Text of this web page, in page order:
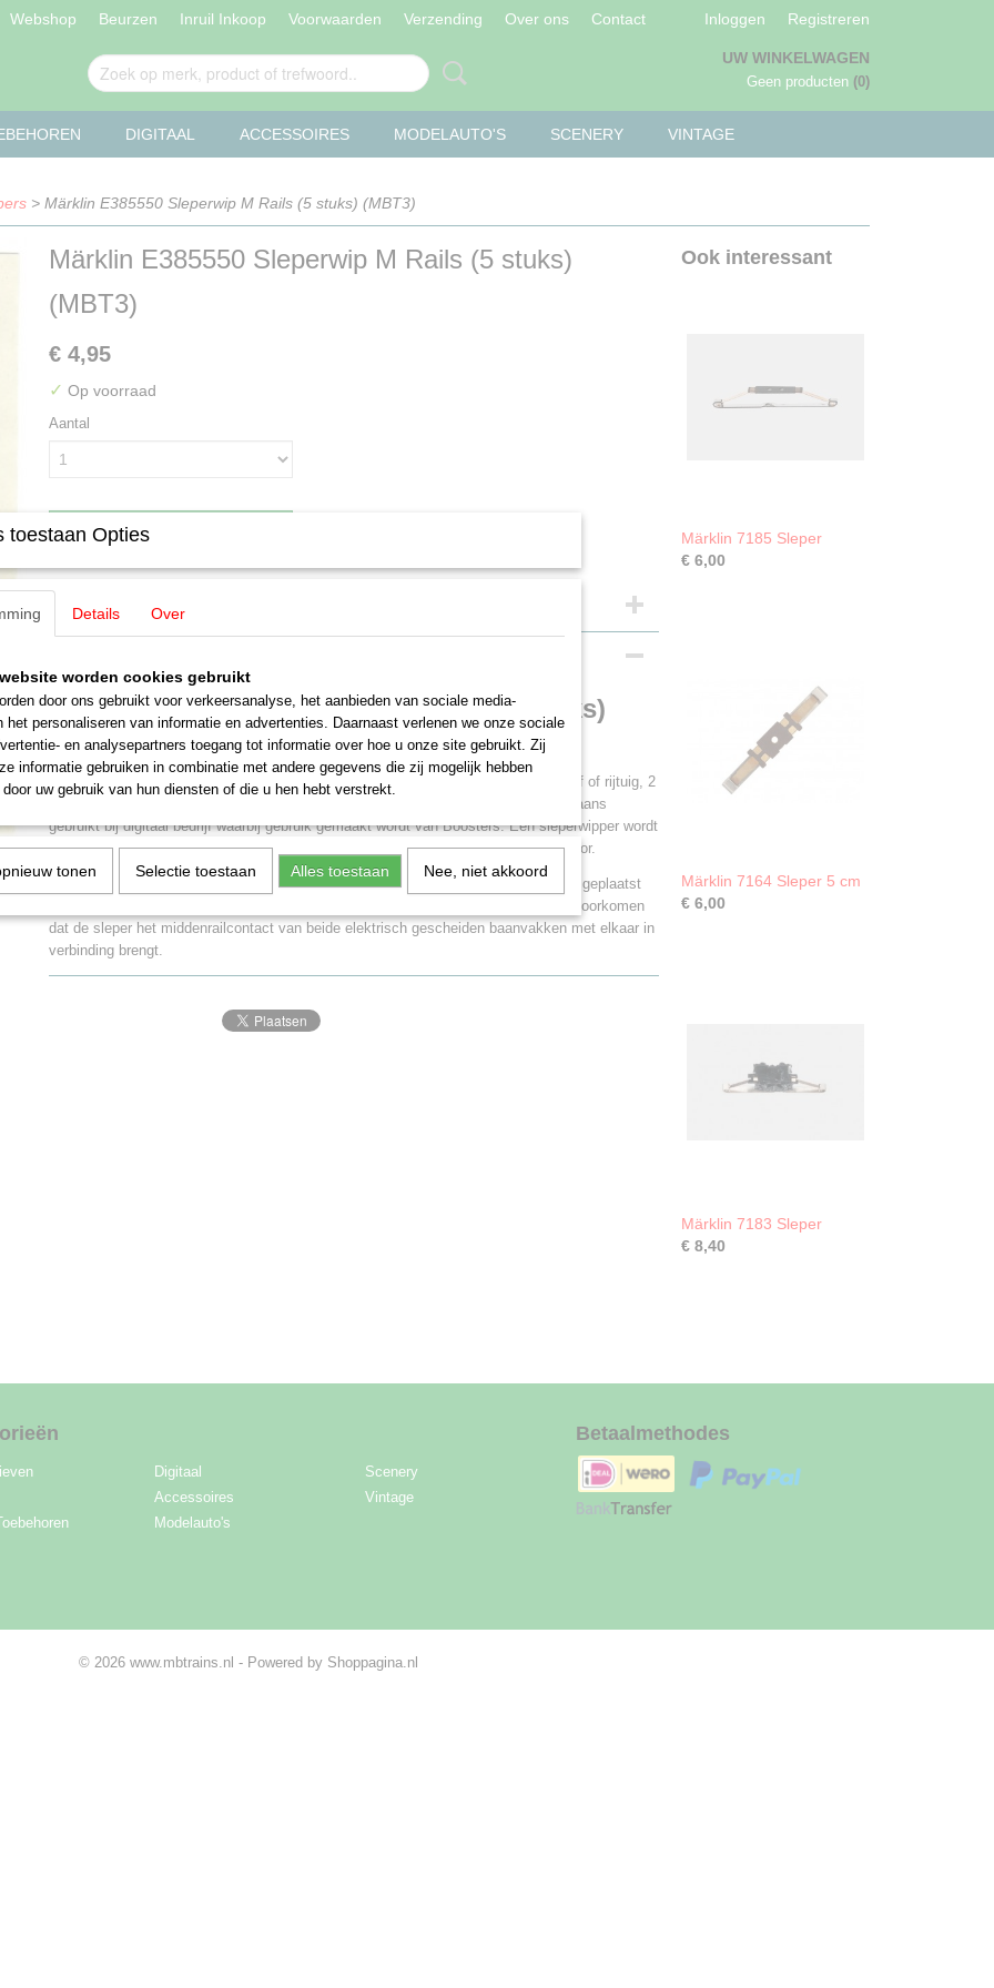
Webshop Beurzen Inruil Inkoop Voorwaarden Verzending Over ons Contact Inloggen Registreren
UW WINKELWAGEN
Geen producten (0)
DIGITAAL ACCESSOIRES MODELAUTO'S SCENERY VINTAGE
> Märklin E385550 Sleperwip M Rails (5 stuks) (MBT3)
Märklin E385550 Sleperwip M Rails (5 stuks)
(MBT3)
€ 4,95
✓ Op voorraad
Aantal
IN WINKELWAGEN
Specificaties
Productcode leverancier
E385550
Märklin E385550 Sleperwip M Rails (5 stuks)
Uitverkocht bij Märklin
Een sleperwip wordt gebruikt om te voorkomen dat een sleper onder een locomotief of rijtuig, 2
electrisch gescheiden baanvakken met elkaar verbindt. Een sleperwip wordt doorgaans
gebruikt bij digitaal bedrijf waarbij gebruik gemaakt wordt van Boosters. Een sleperwipper wordt
ook toegepast op de overgang tussen de modelspoorbaan en een programmeerspoor.
Een sleperwip is dan ook een verhoging welke op de overgang van de baanvakken geplaatst
wordt en welke ervoor zorgt dat een sleper omhoog wordt geduwd waardoor wordt voorkomen
dat de sleper het middenrailcontact van beide elektrisch gescheiden baanvakken met elkaar in
verbinding brengt.
Ook interessant
Märklin 7185 Sleper
€ 6,00
Märklin 7164 Sleper 5 cm
€ 6,00
Märklin 7183 Sleper
€ 8,40
Digitaal
Accessoires
Modelauto's
Scenery
Vintage
Betaalmethodes
© 2026 www.mbtrains.nl - Powered by Shoppagina.nl
toestaan Opties
Details Over
worden cookies gebruikt
door ons gebruikt voor verkeersanalyse, het aanbieden van sociale media-
het personaliseren van informatie en advertenties. Daarnaast verlenen we onze sociale
en analysepartners toegang tot informatie over hoe u onze site gebruikt. Zij
informatie gebruiken in combinatie met andere gegevens die zij mogelijk hebben
uw gebruik van hun diensten of die u hen hebt verstrekt.
tonen Selectie toestaan Alles toestaan Nee, niet akkoord